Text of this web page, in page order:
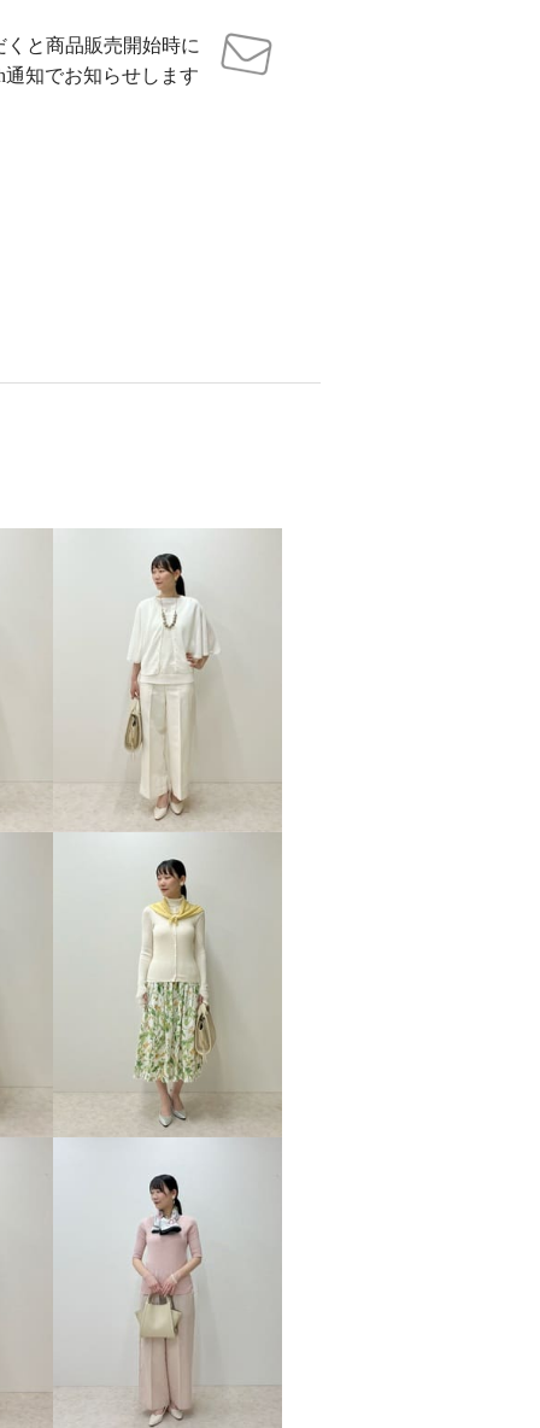
くと商品販売開始時に
通知でお知らせします